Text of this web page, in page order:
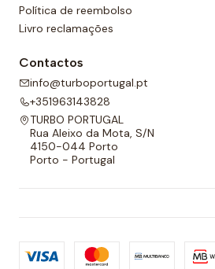
Política de reembolso
Livro reclamações
Contactos
info@turboportugal.pt
+351963143828
TURBO PORTUGAL
Rua Aleixo da Mota, S/N
4150-044 Porto
Porto - Portugal